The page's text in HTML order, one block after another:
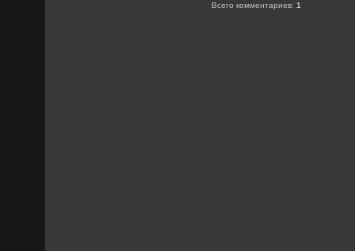
Всего комментариев:1